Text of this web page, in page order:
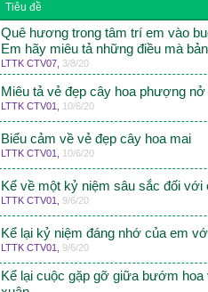
Tiêu đề
Quê hương trong tâm trí em vào
Em hãy miêu tả những điều mà
LTTK CTV07 3/8/20
Miêu tả vẻ đẹp cây hoa phượng
LTTK CTV01 10/6/20
Biểu cảm về vẻ đẹp cây hoa mai
LTTK CTV01 10/6/20
Kể về một kỷ niệm sâu sắc đối với
LTTK CTV01 9/6/20
Kể lại kỷ niệm đáng nhớ của em
LTTK CTV01 9/6/20
Kể lại cuộc gặp gỡ giữa bướm